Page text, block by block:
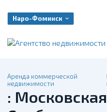
Наро-Фоминск
Аренда коммерческой
недвижимости
: